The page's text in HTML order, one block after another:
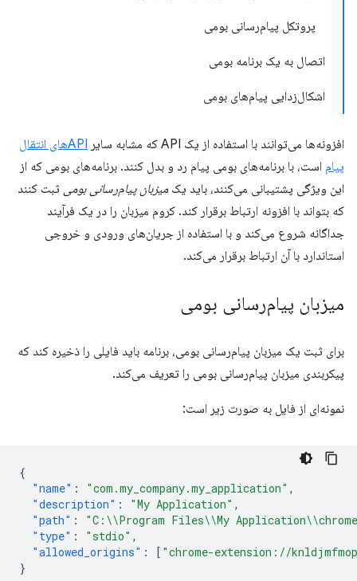
پروتکل پیام‌رسانی بومی
اتصال به یک برنامه بومی
اشکال‌زدایی پیام‌های بومی
افزونه‌ها می‌توانند با استفاده از یک API که مشابه سایر
APIهای انتقال
پیام است، با برنامه‌های بومی پیام رد و بدل کنند. برنامه‌های بومی که از
این ویژگی پشتیبانی می‌کنند، باید یک میزبان پیام‌رسانی بومی ثبت کنند
که بتواند با افزونه ارتباط برقرار کند. کروم میزبان را در یک فرآیند
جداگانه شروع می‌کند و با استفاده از جریان‌های ورودی و خروجی
استاندارد با آن ارتباط برقرار می‌کند.
میزبان پیام‌رسانی بومی
برای ثبت یک میزبان پیام‌رسانی بومی، برنامه باید فایلی را ذخیره کند که
پیکربندی میزبان پیام‌رسانی بومی را تعریف می‌کند.
نمونه‌ای از فایل به صورت زیر است:
{
"name" : "com.my_company.my_application" ,
"description" : "My Application" ,
"path" :
"C:\\Program Files\\My
"type" : "stdio" ,
"allowed_origins" : [ "chrome-extension://
}